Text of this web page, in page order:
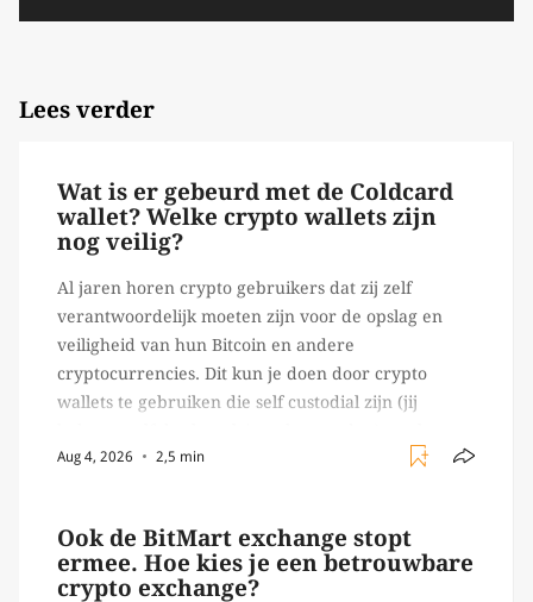
Lees verder
Wat is er gebeurd met de Coldcard
wallet? Welke crypto wallets zijn
nog veilig?
Al jaren horen crypto gebruikers dat zij zelf
verantwoordelijk moeten zijn voor de opslag en
veiligheid van hun Bitcoin en andere
cryptocurrencies. Dit kun je doen door crypto
wallets te gebruiken die self custodial zijn (jij
Ledger of Trezor bijvoorbeeld. Echter, op 29 juli
Aug 4, 2026 2,5 min
Ook de BitMart exchange stopt
ermee. Hoe kies je een betrouwbare
crypto exchange?